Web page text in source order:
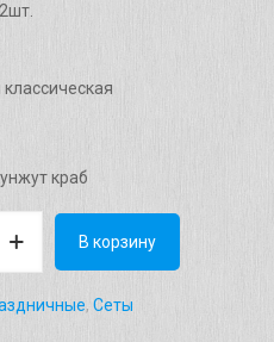
краб
В корзину
, Сеты